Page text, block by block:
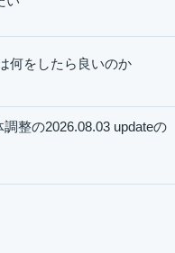
何をしたら良いのか
整の2026.08.03 updateの